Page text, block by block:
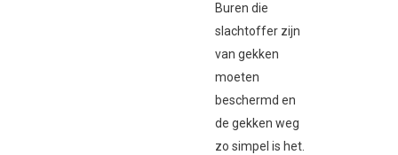
Buren die
slachtoffer zijn
van gekken
moeten
beschermd en
de gekken weg
zo simpel is het.